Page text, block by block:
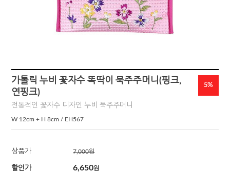
가톨릭 누비 꽃자수 똑딱이 묵주주머니(핑크,
연핑크)
전통적인 꽃자수 디자인 누비 묵주주머니
W 12cm + H 8cm / EH567
5%
상품가 7,000원
할인가 6,650원